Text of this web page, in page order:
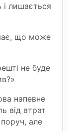
і лишається
що може
не буде
напевне
від втрат
але